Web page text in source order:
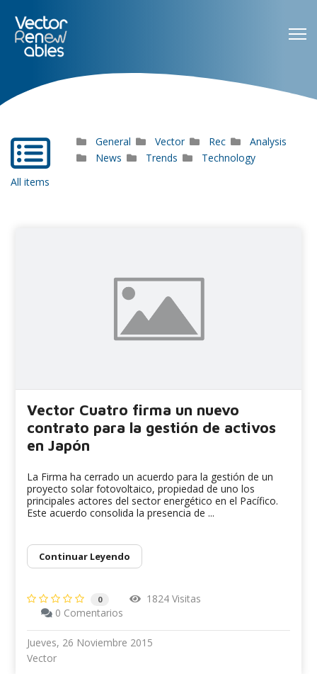
far
All items
General Vector Rec
Analysis
News
Trends Technology
Vector Cuatro firma un nuevo
contrato para la gestión de activos
en Japón
La Firma ha cerrado un acuerdo para la gestión de un
proyecto solar fotovoltaico, propiedad de uno los
principales actores del sector energético en el Pacífico.
Este acuerdo consolida la presencia de ...
Continuar Leyendo
0
1824 Visitas
0 Comentarios
Jueves, 26 Noviembre 2015
Vector